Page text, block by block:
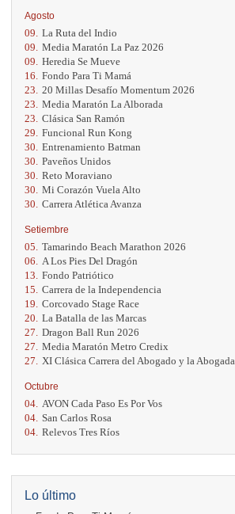
Agosto
09. La Ruta del Indio
09. Media Maratón La Paz 2026
09. Heredia Se Mueve
16. Fondo Para Ti Mamá
23. 20 Millas Desafío Momentum 2026
23. Media Maratón La Alborada
23. Clásica San Ramón
29. Funcional Run Kong
30. Entrenamiento Batman
30. Paveños Unidos
30. Reto Moraviano
30. Mi Corazón Vuela Alto
30. Carrera Atlética Avanza
Setiembre
05. Tamarindo Beach Marathon 2026
06.
A Los Pies Del Dragón
13. Fondo Patriótico
15. Carrera de la Independencia
19. Corcovado Stage Race
20. La Batalla de las Marcas
27. Dragon Ball Run 2026
27. Media Maratón Metro Credix
27.
XI Clásica Carrera del Abogado y la Abogada
Octubre
04. AVON Cada Paso Es Por Vos
04. San Carlos Rosa
04. Relevos Tres Ríos
17. Caribe Paradise Run
18.
Casa Turire Trail Run
18. Warriors Run Circuit
Lo último